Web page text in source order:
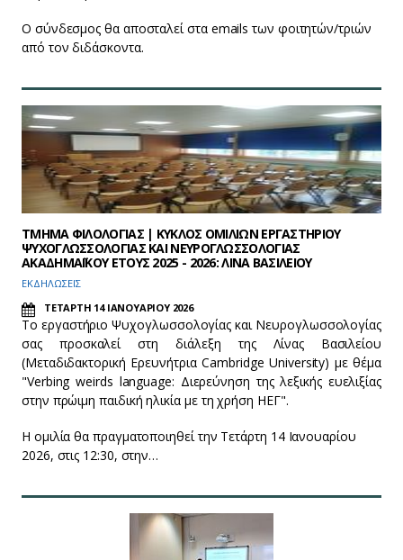
Ο σύνδεσμος θα αποσταλεί στα emails των φοιτητών/τριών
από τον διδάσκοντα.
ΤΜΗΜΑ ΦΙΛΟΛΟΓΙΑΣ | ΚΥΚΛΟΣ ΟΜΙΛΙΩΝ ΕΡΓΑΣΤΗΡΙΟΥ
ΨΥΧΟΓΛΩΣΣΟΛΟΓΙΑΣ ΚΑΙ ΝΕΥΡΟΓΛΩΣΣΟΛΟΓΙΑΣ
ΑΚΑΔΗΜΑΪΚΟΥ ΕΤΟΥΣ 2025 - 2026: ΛΙΝΑ ΒΑΣΙΛΕΙΟΥ
ΕΚΔΗΛΩΣΕΙΣ
ΤΕΤΑΡΤΗ 14 ΙΑΝΟΥΑΡΙΟΥ 2026
Το εργαστήριο Ψυχογλωσσολογίας και Νευρογλωσσολογίας
σας προσκαλεί στη διάλεξη της Λίνας Βασιλείου
(Μεταδιδακτορική Ερευνήτρια Cambridge University) με θέμα
"Verbing weirds language: Διερεύνηση της λεξικής ευελιξίας
στην πρώιμη παιδική ηλικία με τη χρήση ΗΕΓ".
Η ομιλία θα πραγματοποιηθεί την Τετάρτη 14 Ιανουαρίου
2026, στις 12:30, στην…